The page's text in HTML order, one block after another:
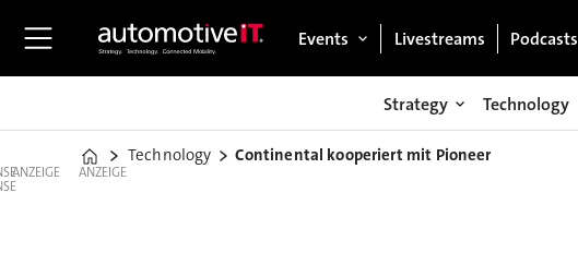
Events Livestreams Podcasts
Strategy Technology
Home
Technology Continental kooperiert mit Pioneer
ANZEIGE ANZEIGE